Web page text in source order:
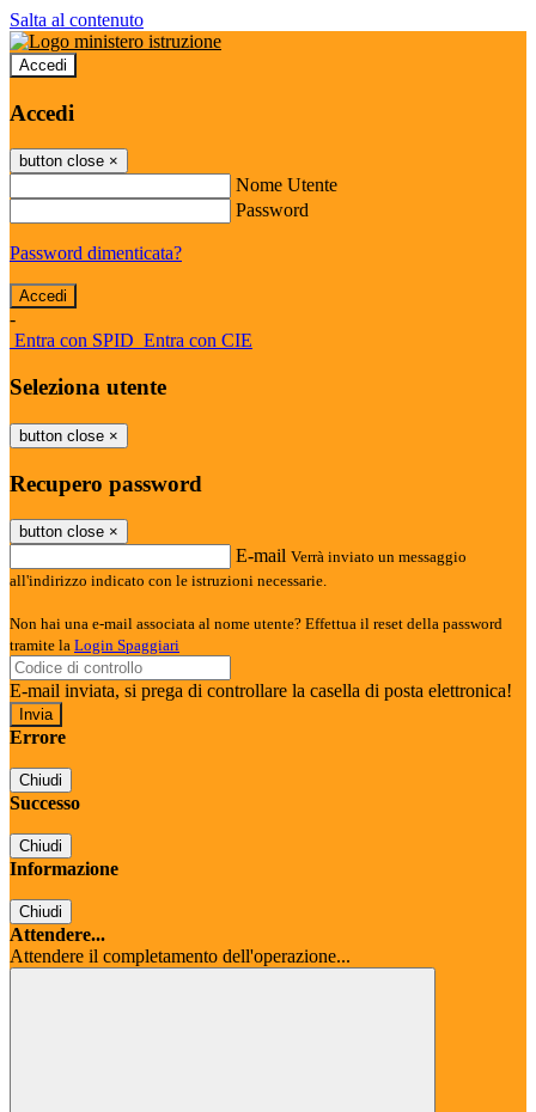
Salta al contenuto
Accedi
Accedi
button close ×
Nome Utente
Password
Password dimenticata?
-
Entra con SPID Entra con CIE
Seleziona utente
button close ×
Recupero password
button close ×
E-mail Verrà inviato un messaggio
all'indirizzo indicato con le istruzioni necessarie.
Non hai una e-mail associata al nome utente? Effettua il reset della password
tramite la Login Spaggiari
E-mail inviata, si prega di controllare la casella di posta elettronica!
Errore
Chiudi
Successo
Chiudi
Informazione
Chiudi
Attendere...
Attendere il completamento dell'operazione...